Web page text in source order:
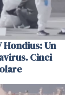
Un
Cinci